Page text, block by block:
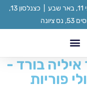
לקביעת ייעוץ התקשרו :050-5544688 בן צבי 11, באר שבע | כצנלסון 13‏,
בורד -
פוריות